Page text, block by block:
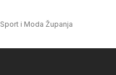
Sport i Moda Županja